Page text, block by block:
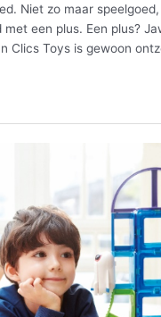
Niet zo maar
een plus. Een plus?
Clics Toys is gewoon